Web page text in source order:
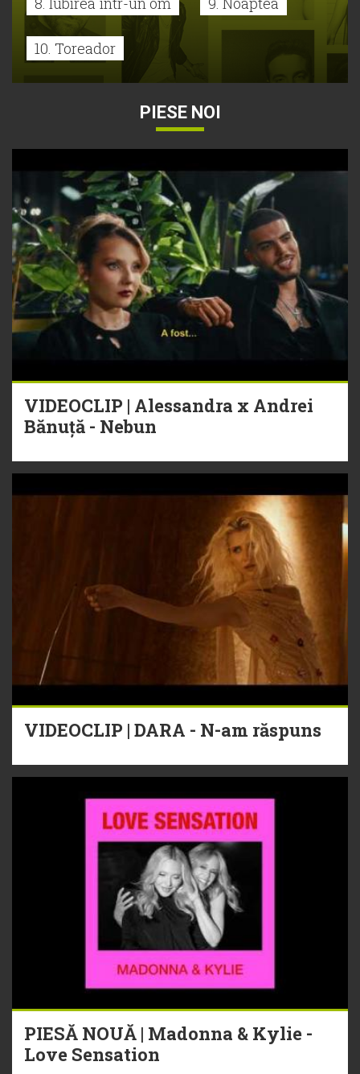
10. Toreador
PIESE NOI
VIDEOCLIP | Alessandra x Andrei
Bănuță - Nebun
VIDEOCLIP | DARA - N-am răspuns
PIESĂ NOUĂ | Madonna & Kylie -
Love Sensation